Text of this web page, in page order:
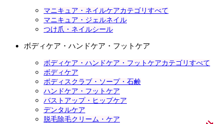
マニキュア・ネイルケアカテゴリすべて
マニキュア・ジェルネイル
つけ爪・ネイルシール
ボディケア・ハンドケア・フットケア
ボディケア・ハンドケア・フットケアカテゴリすべて
ボディケア
ボディスクラブ・ソープ・石鹸
ハンドケア・フットケア
バストアップ・ヒップケア
デンタルケア
脱毛除毛クリーム・ケア